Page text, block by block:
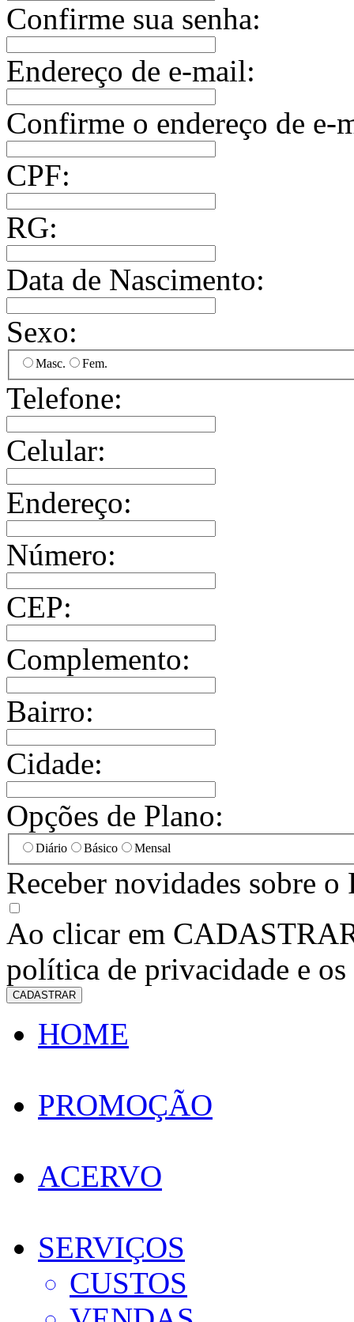
Confirme sua senha:
Endereço de e-mail:
Confirme o endereço de e-
CPF:
RG:
Data de Nascimento:
Sexo:
Masc. Fem.
Telefone:
Celular:
Endereço:
Número:
CEP:
Complemento:
Bairro:
Cidade:
Opções de Plano:
Diário Básico Mensal
Receber novidades sobre
Ao clicar em
política de privacidade e os
CADASTRAR
HOME
PROMOÇÃO
ACERVO
SERVIÇOS
CUSTOS